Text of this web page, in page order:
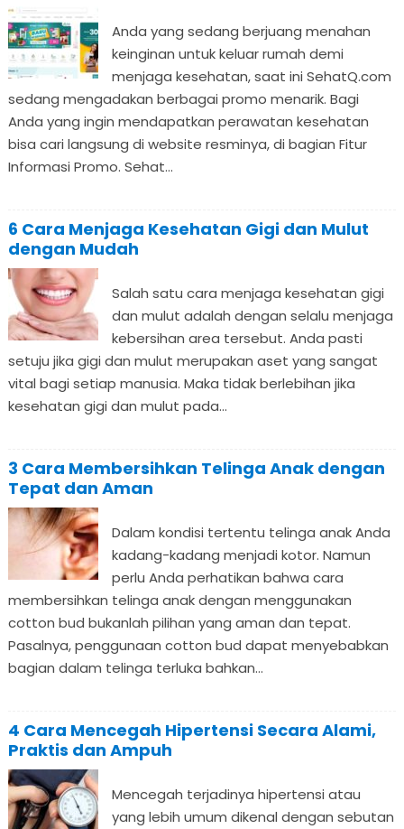
Anda yang sedang berjuang menahan
keinginan untuk keluar rumah demi
menjaga kesehatan, saat ini SehatQ.com
sedang mengadakan berbagai promo menarik. Bagi
Anda yang ingin mendapatkan perawatan kesehatan
bisa cari langsung di website resminya, di bagian Fitur
Informasi Promo. Sehat...
6 Cara Menjaga Kesehatan Gigi dan Mulut
dengan Mudah
Salah satu cara menjaga kesehatan gigi
dan mulut adalah dengan selalu menjaga
kebersihan area tersebut. Anda pasti
setuju jika gigi dan mulut merupakan aset yang sangat
vital bagi setiap manusia. Maka tidak berlebihan jika
kesehatan gigi dan mulut pada...
3 Cara Membersihkan Telinga Anak dengan
Tepat dan Aman
Dalam kondisi tertentu telinga anak Anda
kadang-kadang menjadi kotor. Namun
perlu Anda perhatikan bahwa cara
membersihkan telinga anak dengan menggunakan
cotton bud bukanlah pilihan yang aman dan tepat.
Pasalnya, penggunaan cotton bud dapat menyebabkan
bagian dalam telinga terluka bahkan...
4 Cara Mencegah Hipertensi Secara Alami,
Praktis dan Ampuh
Mencegah terjadinya hipertensi atau
yang lebih umum dikenal dengan sebutan